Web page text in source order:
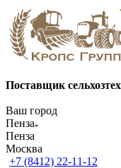
Поставщик
Ваш город
Пенза
Пенза
Москва
+7 (8412) 22-11-12